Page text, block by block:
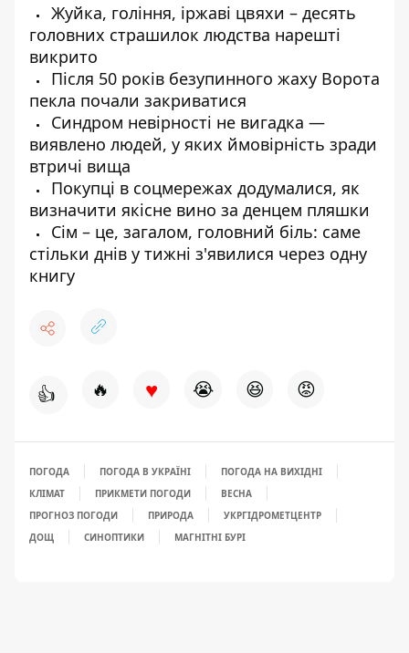
Жуйка, гоління, іржаві цвяхи – десять
головних страшилок людства нарешті
викрито
Після 50 років безупинного жаху Ворота
пекла почали закриватися
Синдром невірності не вигадка —
виявлено людей, у яких ймовірність зради
втричі вища
Покупці в соцмережах додумалися, як
визначити якісне вино за денцем пляшки
Сім – це, загалом, головний біль: саме
стільки днів у тижні з'явилися через одну
книгу
👍 🔥 ♥ 😭 😆 😡
ПОГОДА ПОГОДА В УКРАЇНІ
ПОГОДА НА ВИХІДНІ
КЛІМАТ
ПРИКМЕТИ ПОГОДИ
ВЕСНА
ПРОГНОЗ ПОГОДИ
ПРИРОДА
УКРГІДРОМЕТЦЕНТР
ДОЩ
СИНОПТИКИ МАГНІТНІ БУРІ